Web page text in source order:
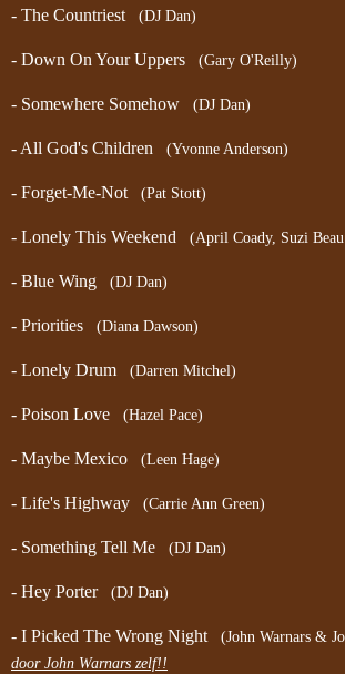
- The Countriest (DJ Dan)
- Down On Your Uppers (Gary O'Reilly)
- Somewhere Somehow (DJ Dan)
- All God's Children (Yvonne Anderson)
- Forget-Me-Not (Pat Stott)
- Lonely This Weekend (April Coady, Suzi
- Blue Wing (DJ Dan)
- Priorities (Diana Dawson)
- Lonely Drum (Darren Mitchel)
- Poison Love (Hazel Pace)
- Maybe Mexico (Leen Hage)
- Life's Highway (Carrie Ann Green)
- Something Tell Me (DJ Dan)
- Hey Porter (DJ Dan)
- I Picked The Wrong Night (John Warnars &
door John Warnars zelf!!